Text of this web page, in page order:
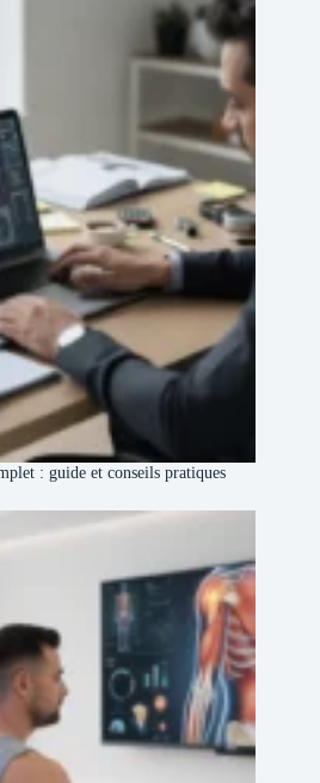
: guide et conseils pratiques